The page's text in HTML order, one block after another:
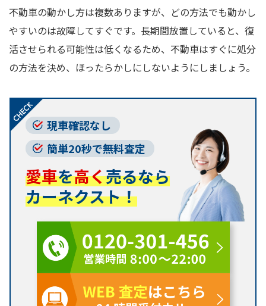
不動車の動かし方は複数ありますが、どの方法でも動かし
やすいのは故障してすぐです。長期間放置していると、復
活させられる可能性は低くなるため、不動車はすぐに処分
の方法を決め、ほったらかしにしないようにしましょう。
現車確認なし
簡単20秒で無料査定
愛車を高く売るなら
カーネクスト！